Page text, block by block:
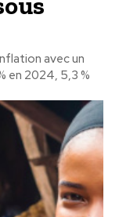
avec un
en 2024, 5,3 %